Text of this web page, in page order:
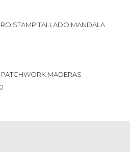
STAMP TALLADO MANDALA
PATCHWORK MADERAS